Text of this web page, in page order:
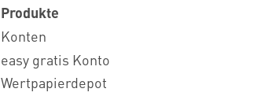
Produkte
Konten
easy gratis Konto
Wertpapierdepot